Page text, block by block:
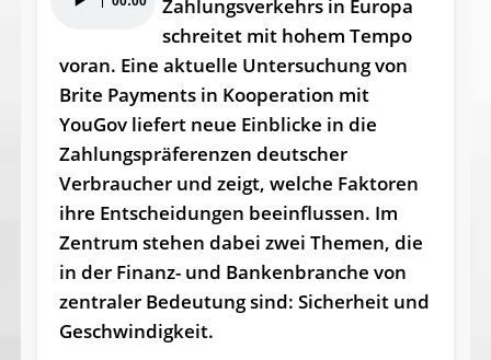
Player
Zahlungsverkehrs in Europa
schreitet mit hohem Tempo
voran. Eine aktuelle Untersuchung von
Brite Payments in Kooperation mit
YouGov liefert neue Einblicke in die
Zahlungspräferenzen deutscher
Verbraucher und zeigt, welche Faktoren
ihre Entscheidungen beeinflussen. Im
Zentrum stehen dabei zwei Themen, die
in der Finanz- und Bankenbranche von
zentraler Bedeutung sind: Sicherheit und
Geschwindigkeit.